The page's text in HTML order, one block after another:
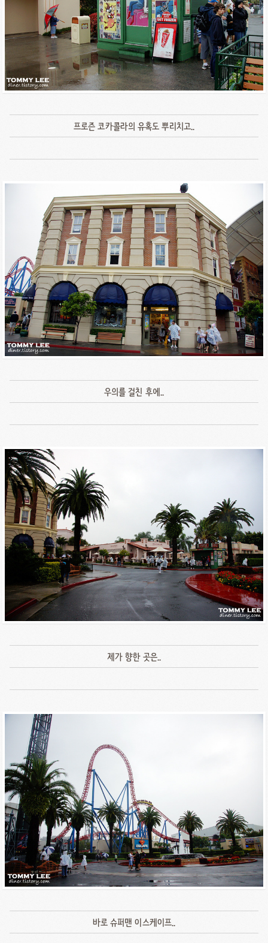
프로즌 코카콜라의 유혹도 뿌리치고..
우의를 걸친 후에..
제가 향한 곳은..
바로 슈퍼맨 이스케이프..